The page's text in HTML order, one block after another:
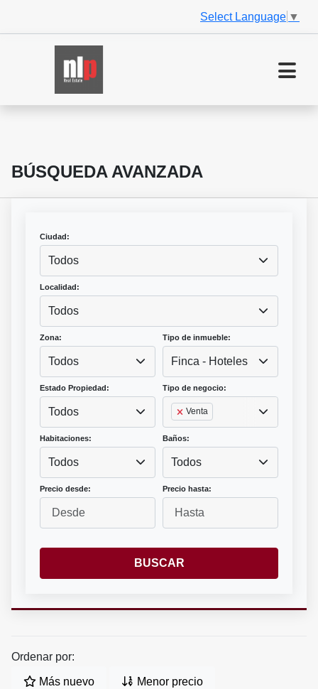
Select Language ▼
BÚSQUEDA AVANZADA
Ciudad:
Todos
Localidad:
Todos
Zona:
Todos
Tipo de inmueble:
Finca - Hoteles
Estado Propiedad:
Todos
Tipo de negocio:
Venta
Habitaciones:
Todos
Baños:
Todos
Precio desde: Precio hasta:
BUSCAR
Ordenar por:
Más nuevo Menor precio